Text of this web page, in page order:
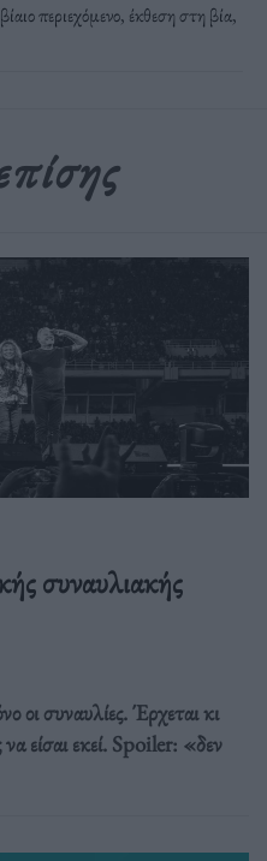
βίαιο περιεχόμενο, έκθεση στη βία,
συναυλιακής
οι συναυλίες. Έρχεται κι
να είσαι εκεί. Spoiler: «δεν